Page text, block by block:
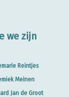
we zijn
Reintjes
Meinen
Jan de Groot